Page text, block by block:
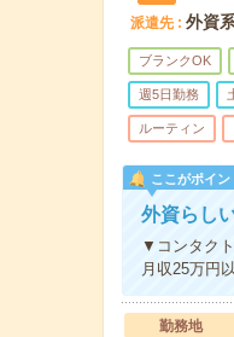
派遣先 外資
ブランクOK
週5日勤務
ルーティン
ここがポイン
外資らし
▼コンタク
月収25万円
勤務地